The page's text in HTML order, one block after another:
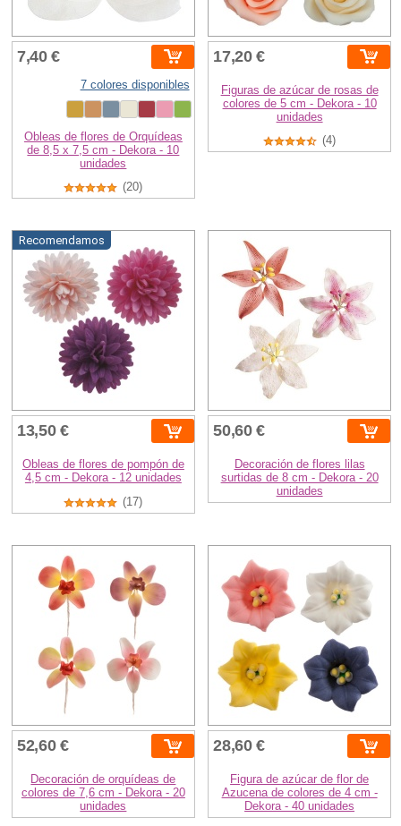
7,40 €
7 colores disponibles
Obleas de flores de Orquídeas
de 8,5 x 7,5 cm - Dekora - 10
unidades
(20)
17,20 €
Figuras de azúcar de rosas de
colores de 5 cm - Dekora - 10
unidades
(4)
Recomendamos
13,50 €
Obleas de flores de pompón de
4,5 cm - Dekora - 12 unidades
(17)
50,60 €
Decoración de flores lilas
surtidas de 8 cm - Dekora - 20
unidades
52,60 €
Decoración de orquídeas de
colores de 7,6 cm - Dekora - 20
unidades
28,60 €
Figura de azúcar de flor de
Azucena de colores de 4 cm -
Dekora - 40 unidades